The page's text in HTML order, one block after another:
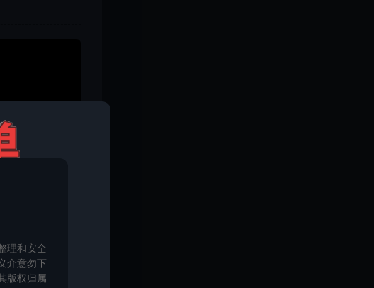
理和安全
介意勿下
版权归属